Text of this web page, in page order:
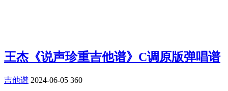
王杰《说声珍重吉他谱》C调原版弹唱谱
吉他谱 2024-06-05 360